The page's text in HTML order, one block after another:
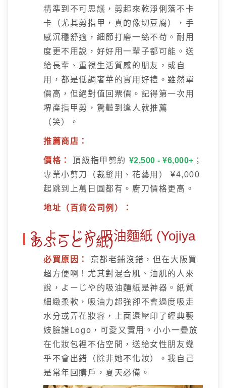
精準到不可思議，剪起來乾淨俐落不卡
卡（尤其剪指甲，真的像切豆腐），手
感沉穩舒適，細節打磨一絲不苟。耐用
度更不用說，好好用一輩子都可能。送
給長輩、重視生活質感的朋友，或自
用，都是低調奢華的實用好禮。雖然單
價高，但絕對值回票價。記得第一次用
堺產指甲剪，驚豔到逢人就推薦
（笑）。
推薦商店：
價格： 頂級指甲剪約 ¥2,500 - ¥6,000+ ；
專業小剪刀（裁縫用、花藝用） ¥4,000
起跳到上萬日圓都有。廚刀價格更高。
地址（百貨公司例）：
3. よーじや 吸油麵紙 (Yojiya
あぶらとり紙)
必買原因：
京都老鋪沒錯，但在大阪買
超方便啊！尤其對混合肌、油肌的人來
說，よーじや的吸油麵紙是神器。紙質
細緻柔軟，吸油力超強卻不會過度吸走
水分或弄花妝容，上面還壓印了經典藝
妓臉譜Logo，可愛又實用。小小一疊放
在化妝包裡不佔空間，送給女性朋友幾
乎不會出錯（除非她不化妝）。我自己
是常年回購戶，夏天必備。